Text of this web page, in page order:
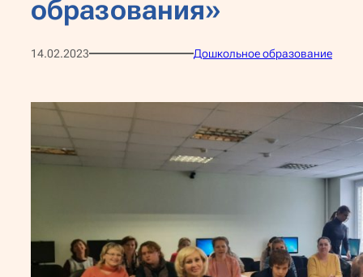
образования»
14.02.2023 Дошкольное образование